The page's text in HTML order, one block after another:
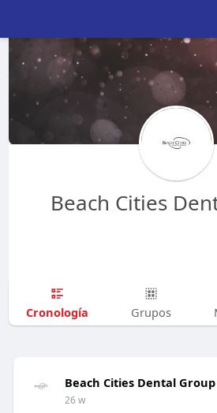
Beach Cities
Cronología Grupos
Beach Cities Dental Group
26 w